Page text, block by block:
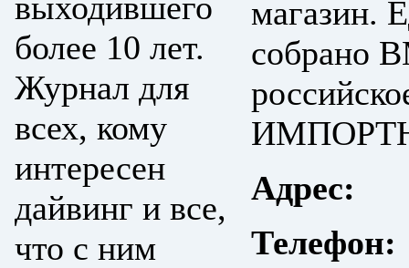
более 10 лет.
Журнал для
всех, кому
интересен
дайвинг и все,
что с ним
магазин.
Адрес:
Телефон: